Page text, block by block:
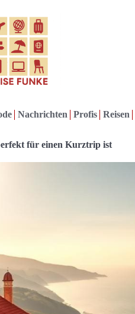
Nachrichten Profis Reisen
für einen Kurztrip ist